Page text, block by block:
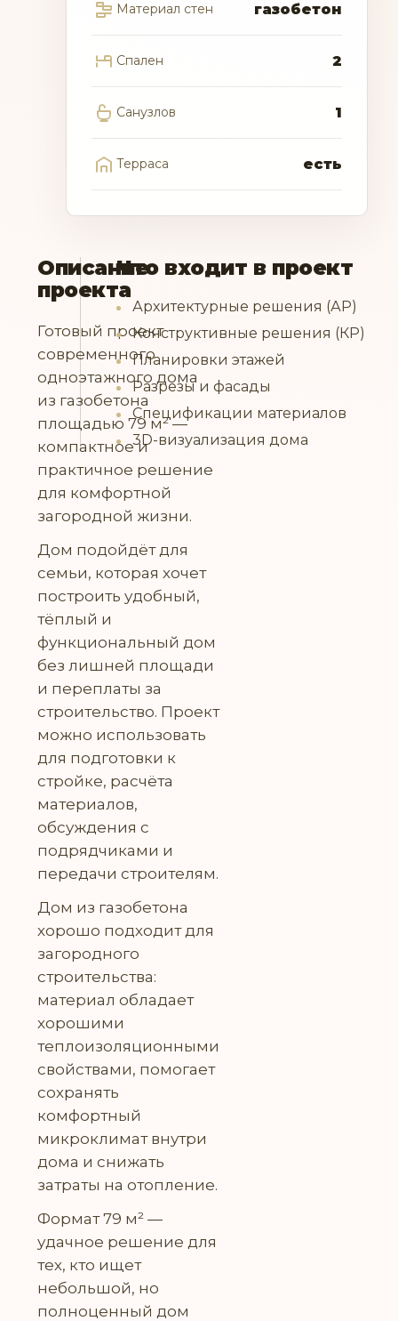
Материал стен газобетон
Спален 2
Санузлов 1
Терраса есть
Описание
проекта
Готовый проект
современного
одноэтажного дома
из газобетона
площадью 79 м² —
компактное и
практичное решение
для комфортной
загородной жизни.
Дом подойдёт для
семьи, которая хочет
построить удобный,
тёплый и
функциональный дом
без лишней площади
и переплаты за
строительство. Проект
можно использовать
для подготовки к
стройке, расчёта
материалов,
обсуждения с
подрядчиками и
передачи строителям.
Дом из газобетона
хорошо подходит для
загородного
строительства:
материал обладает
хорошими
теплоизоляционными
свойствами, помогает
сохранять
комфортный
микроклимат внутри
дома и снижать
затраты на отопление.
Формат 79 м² —
удачное решение для
тех, кто ищет
небольшой, но
полноценный дом
Что входит в проект
Архитектурные решения (АР)
Конструктивные решения (КР)
Планировки этажей
Разрезы и фасады
Спецификации материалов
3D-визуализация дома